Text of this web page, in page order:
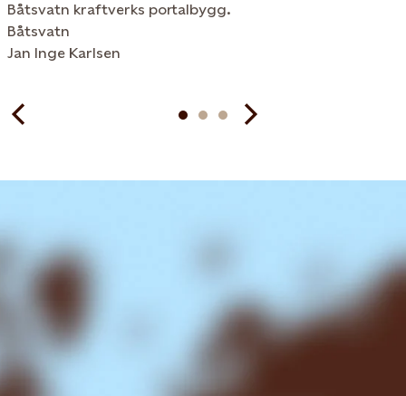
Båtsvatn kraftverks portalbygg.
Båtsvatn
Jan Inge Karlsen